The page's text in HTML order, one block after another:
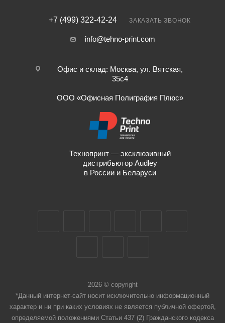
+7 (499) 322-42-24 ЗАКАЗАТЬ ЗВОНОК
info@tehno-print.com
Офис и склад: Москва, ул. Вятская,
35с4
ООО «Офисная Полиграфия Плюс»
Технопринт — эксклюзивный
дистрибьютор Audley
в России и Беларуси
2026 © copyright
*Данный интернет-сайт носит исключительно информационный
характер и ни при каких условиях не является публичной офертой,
определяемой положениями Статьи 437 (2) Гражданского кодекса